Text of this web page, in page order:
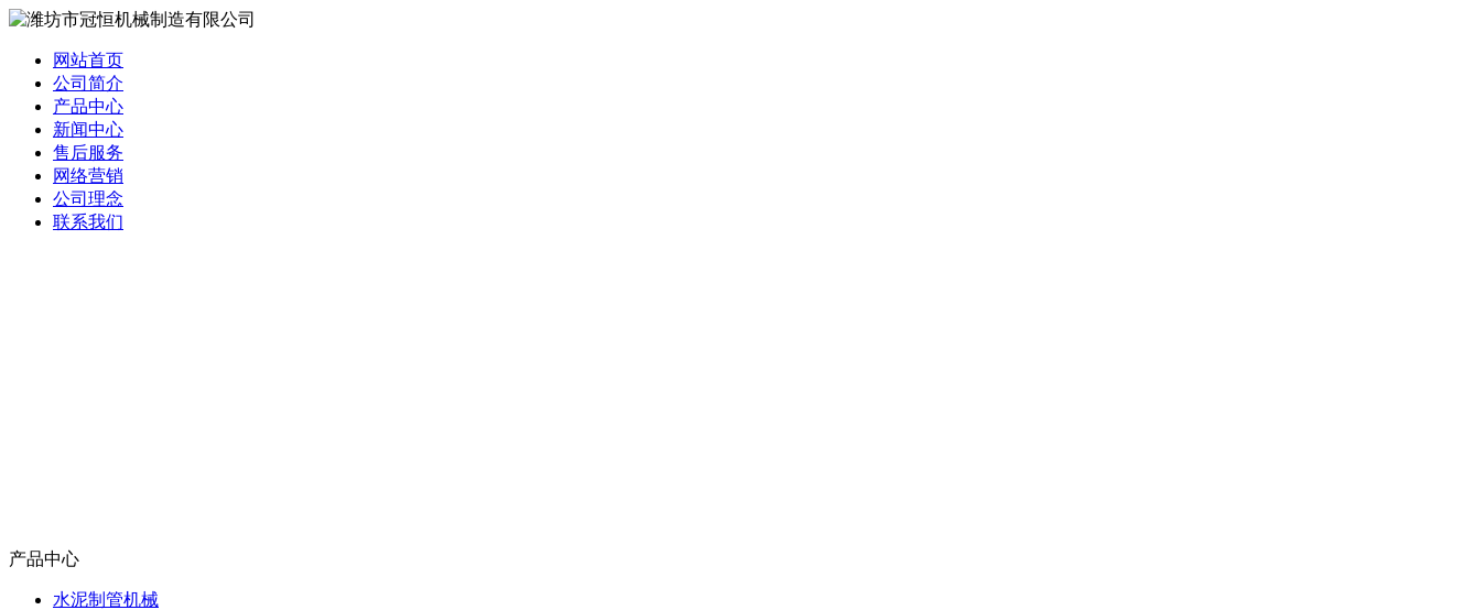
网站首页
公司简介
产品中心
新闻中心
售后服务
网络营销
公司理念
联系我们
产品中心
水泥制管机械